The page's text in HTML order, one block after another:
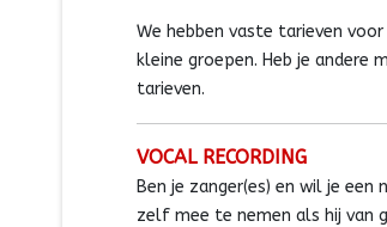
We hebben vaste tarieven
kleine groepen. Heb je andere
tarieven.
VOCAL RECORDING
Ben je zanger(es) en wil je
zelf mee te nemen als hij van